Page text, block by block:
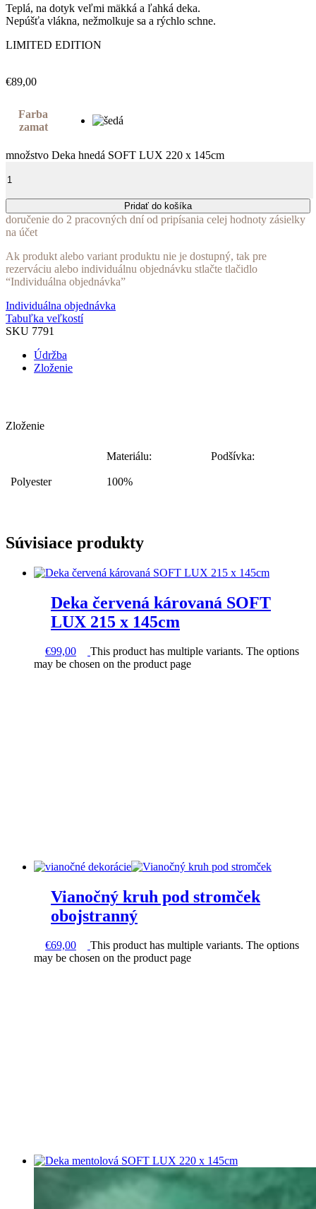
Teplá, na dotyk veľmi mäkká a ľahká deka.
Nepúšťa vlákna, nežmolkuje sa a rýchlo schne.
LIMITED EDITION
€89,00
Farba
zamat
množstvo Deka hnedá SOFT LUX 220 x 145cm
Pridať do košíka
doručenie do 2 pracovných dní od pripísania celej hodnoty zásielky
na účet
Ak produkt alebo variant produktu nie je dostupný, tak pre
rezerváciu alebo individuálnu objednávku stlačte tlačidlo
“Individuálna objednávka”
Individuálna objednávka
Tabuľka veľkostí
SKU 7791
Údržba
Zloženie
Zloženie
Materiálu: Podšívka:
Polyester 100%
Súvisiace produkty
Deka červená károvaná SOFT
LUX 215 x 145cm
€99,00
This product has multiple variants. The options
may be chosen on the product page
Vianočný kruh pod stromček
obojstranný
€69,00
This product has multiple variants. The options
may be chosen on the product page